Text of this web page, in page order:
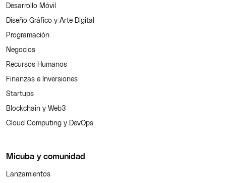
Desarrollo Móvil
Diseño Gráfico y Arte Digital
Programación
Negocios
Recursos Humanos
Finanzas e Inversiones
Startups
Blockchain y Web3
Cloud Computing y DevOps
Micuba y comunidad
Lanzamientos